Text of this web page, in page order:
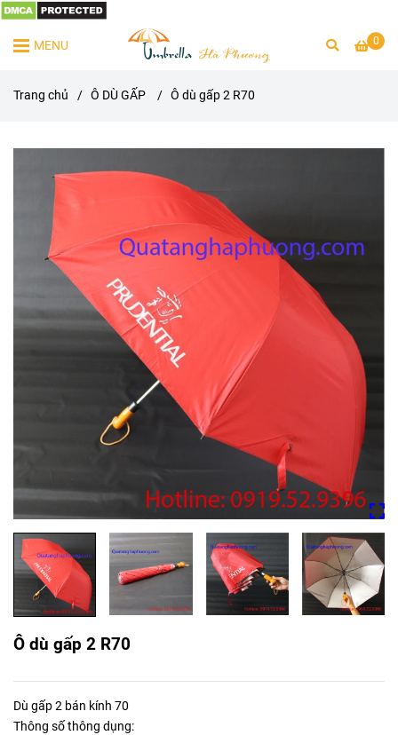
0
MENU
Trang chủ / Ô DÙ GẤP / Ô dù gấp 2 R70
Ô dù gấp 2 R70
Dù gấp 2 bán kính 70
Thông số thông dụng: